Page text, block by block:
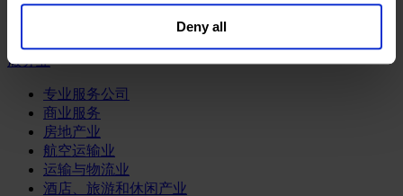
general collection and use of personal information see
Deny all
零售金融服务
服务业
专业服务公司
商业服务
房地产业
航空运输业
运输与物流业
酒店、旅游和休闲产业